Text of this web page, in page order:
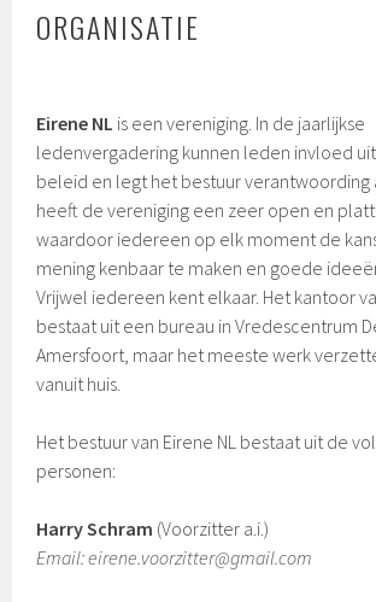
ORGANISATIE
Eirene NL is een vereniging. In de jaarlijkse
ledenvergadering kunnen leden invloed
beleid en legt het bestuur verantwoording
heeft de vereniging een zeer open en
waardoor iedereen op elk moment de
mening kenbaar te maken en goede
Vrijwel iedereen kent elkaar. Het kantoor
bestaat uit een bureau in Vredescentrum
Amersfoort, maar het meeste werk
vanuit huis.
Het bestuur van Eirene NL bestaat uit de
personen:
Harry Schram (Voorzitter a.i.)
Email: eirene.voorzitter@gmail.com